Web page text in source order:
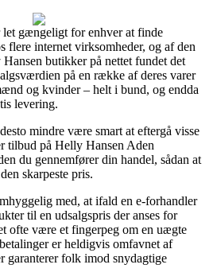
let gængeligt for enhver at finde
flere internet virksomheder, og af den
butikker på nettet fundet det
på en række af deres varer
og kvinder – helt i bund, og endda
levering.
mindre være smart at eftergå visse
tilbud på Helly Hansen Aden
du gennemfører din handel, sådan at
skarpeste pris.
med, at ifald en e-forhandler
til en udsalgspris der anses for
ofte være et fingerpeg om en uægte
er heldigvis omfavnet af
garanterer folk imod snydagtige